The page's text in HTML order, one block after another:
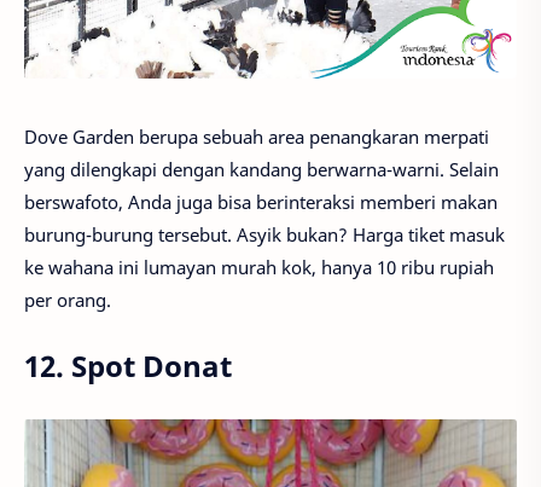
Dove Garden berupa sebuah area penangkaran merpati
yang dilengkapi dengan kandang berwarna-warni. Selain
berswafoto, Anda juga bisa berinteraksi memberi makan
burung-burung tersebut. Asyik bukan? Harga tiket masuk
ke wahana ini lumayan murah kok, hanya 10 ribu rupiah
per orang.
12. Spot Donat